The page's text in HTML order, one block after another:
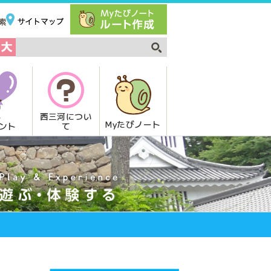
ト
西三河につい
て
Myたびノート